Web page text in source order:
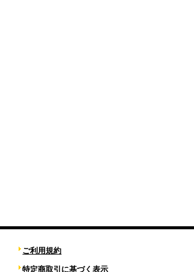
ご利用規約
特定商取引に基づく表示